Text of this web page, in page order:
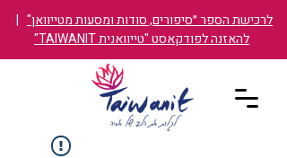
לרכישת הספר ״סיפורים, סודות ומסעות מטייוואן" |
להאזנה לפודקאסט "טייוואנית TAIWANIT"